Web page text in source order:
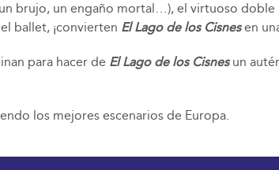
brujo, un engaño mortal…), el virtuoso doble
ballet, ¡convierten El Lago de los Cisnesen
para hacer de El Lago de los Cisnesun
los mejores escenarios de Europa.